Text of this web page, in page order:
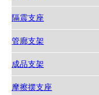
隔震支座
管廊支架
成品支架
摩擦摆支座